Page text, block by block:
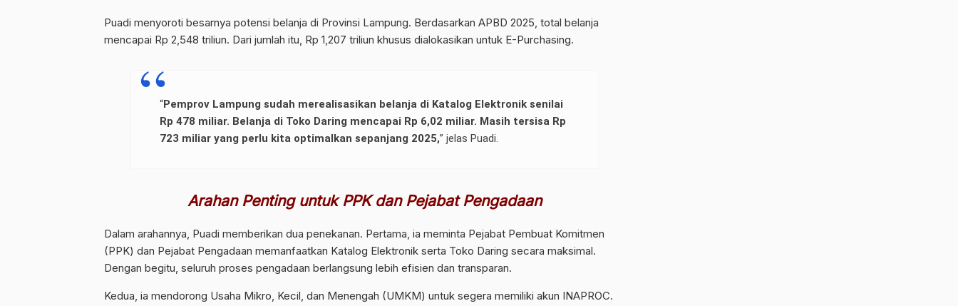
Puadi menyoroti besarnya potensi belanja di Provinsi Lampung. Berdasarkan APBD 2025, total belanja
mencapai Rp 2,548 triliun. Dari jumlah itu, Rp 1,207 triliun khusus dialokasikan untuk E-Purchasing.
“Pemprov Lampung sudah merealisasikan belanja di Katalog Elektronik senilai
Rp 478 miliar. Belanja di Toko Daring mencapai Rp 6,02 miliar. Masih tersisa Rp
723 miliar yang perlu kita optimalkan sepanjang 2025,” jelas Puadi.
Arahan Penting untuk PPK dan Pejabat Pengadaan
Dalam arahannya, Puadi memberikan dua penekanan. Pertama, ia meminta Pejabat Pembuat Komitmen
(PPK) dan Pejabat Pengadaan memanfaatkan Katalog Elektronik serta Toko Daring secara maksimal.
Dengan begitu, seluruh proses pengadaan berlangsung lebih efisien dan transparan.
Kedua, ia mendorong Usaha Mikro, Kecil, dan Menengah (UMKM) untuk segera memiliki akun INAPROC.